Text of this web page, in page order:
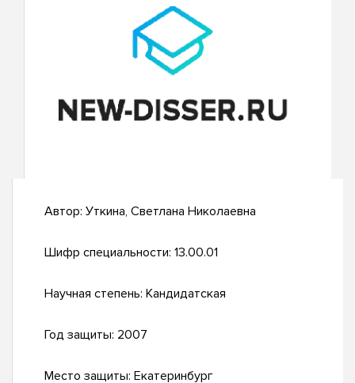
Автор: Уткина, Светлана Николаевна
Шифр специальности: 13.00.01
Научная степень: Кандидатская
Год защиты: 2007
Место защиты: Екатеринбург